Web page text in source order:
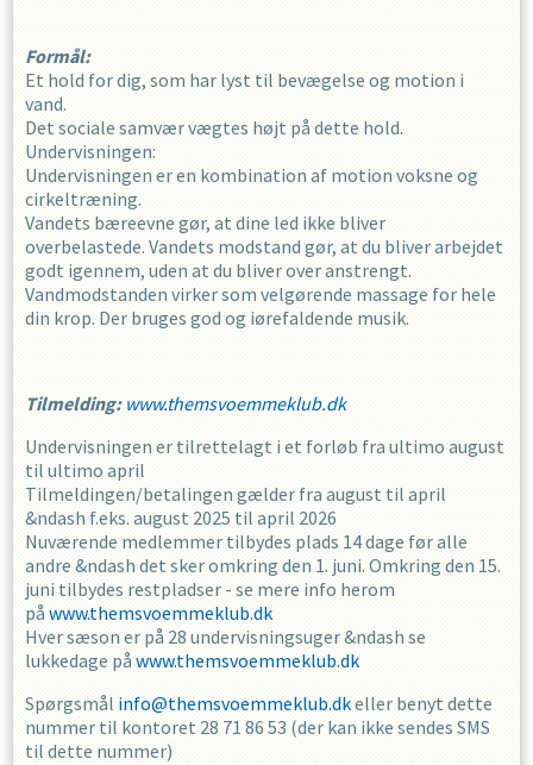
Formål:
Et hold for dig, som har lyst til bevægelse og motion i
vand.
Det sociale samvær vægtes højt på dette hold.
Undervisningen:
Undervisningen er en kombination af motion voksne og
cirkeltræning.
Vandets bæreevne gør, at dine led ikke bliver
overbelastede. Vandets modstand gør, at du bliver arbejdet
godt igennem, uden at du bliver over anstrengt.
Vandmodstanden virker som velgørende massage for hele
din krop. Der bruges god og iørefaldende musik.
Tilmelding: www.themsvoemmeklub.dk
Undervisningen er tilrettelagt i et forløb fra ultimo august
til ultimo april
Tilmeldingen/betalingen gælder fra august til april
&ndash f.eks. august 2025 til april 2026
Nuværende medlemmer tilbydes plads 14 dage før alle
andre &ndash det sker omkring den 1. juni. Omkring den 15.
juni tilbydes restpladser - se mere info herom
på www.themsvoemmeklub.dk
Hver sæson er på 28 undervisningsuger &ndash se
lukkedage på www.themsvoemmeklub.dk
Spørgsmål info@themsvoemmeklub.dkeller benyt dette
nummer til kontoret 28 71 86 53 (der kan ikke sendes SMS
til dette nummer)